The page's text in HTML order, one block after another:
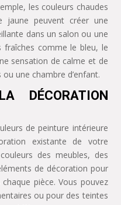
les couleurs chaudes
jaune peuvent créer une
dans un salon ou une
fraîches comme le bleu, le
sensation de calme et de
une chambre d’enfant.
DÉCORATION
de peinture intérieure
existante de votre
des meubles, des
de décoration pour
pièce. Vous pouvez
ou pour des teintes